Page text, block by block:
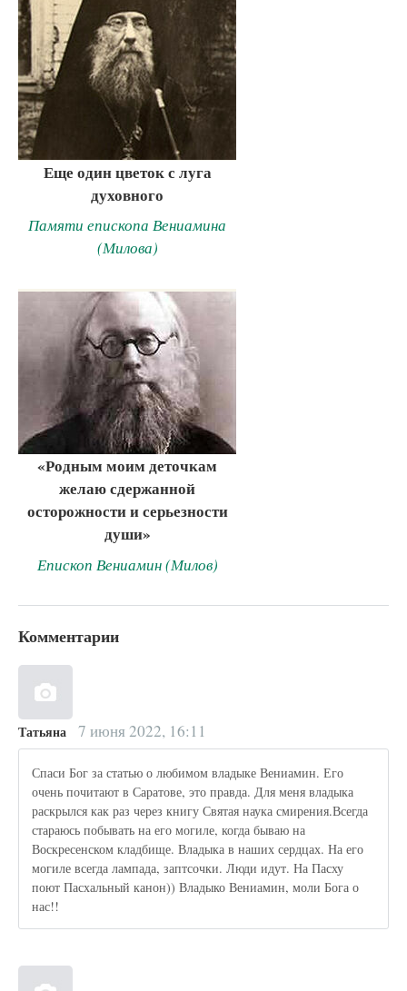
Еще один цветок с луга
духовного
Памяти епископа Вениамина
(Милова)
«Родным моим деточкам
желаю сдержанной
осторожности и серьезности
души»
Епископ Вениамин (Милов)
Комментарии
Татьяна 7 июня 2022, 16:11
Спаси Бог за статью о любимом владыке Вениамин. Его
очень почитают в Саратове, это правда. Для меня владыка
раскрылся как раз через книгу Святая наука смирения.Всегда
стараюсь побывать на его могиле, когда бываю на
Воскресенском кладбище. Владыка в наших сердцах. На его
могиле всегда лампада, заптсочки. Люди идут. На Пасху
поют Пасхальный канон)) Владыко Вениамин, моли Бога о
нас!!